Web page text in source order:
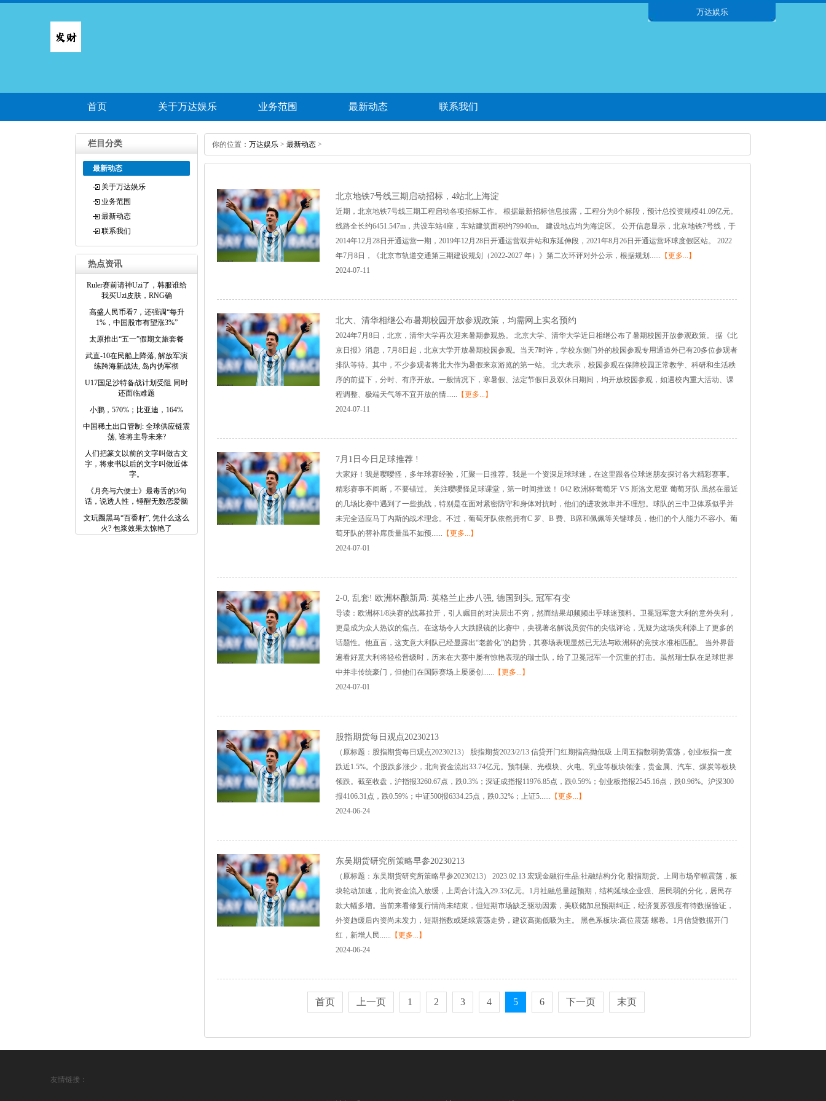
万达娱乐
首页 关于万达娱乐 业务范围 最新动态 联系我们
栏目分类
最新动态
关于万达娱乐
业务范围
最新动态
联系我们
热点资讯
Ruler赛前请神Uzi了，韩服谁给
我买Uzi皮肤，RNG确
高盛人民币看7，还强调“每升
1%，中国股市有望涨3%”
太原推出“五一”假期文旅套餐
武直-10在民船上降落, 解放军演
练跨海新战法, 岛内伪军彻
U17国足沙特备战计划受阻 同时
还面临难题
小鹏，570%；比亚迪，164%
中国稀土出口管制: 全球供应链震
荡, 谁将主导未来?
人们把篆文以前的文字叫做古文
字，将隶书以后的文字叫做近体
字。
《月亮与六便士》最毒舌的3句
话，说透人性，锤醒无数恋爱脑
文玩圈黑马“百香籽”, 凭什么这么
火? 包浆效果太惊艳了
你的位置： 万达娱乐 > 最新动态 >
北京地铁7号线三期启动招标，4站北上海淀
近期，北京地铁7号线三期工程启动各项招标工作。 根据最新招标信息披露，工程分为8个标段，预计总投资规模41.09亿元。
线路全长约6451.547m，共设车站4座，车站建筑面积约79940m。 建设地点均为海淀区。 公开信息显示，北京地铁7号线，于
2014年12月28日开通运营一期，2019年12月28日开通运营双井站和东延伸段，2021年8月26日开通运营环球度假区站。 2022
年7月8日，《北京市轨道交通第三期建设规划（2022-2027 年）》第二次环评对外公示，根据规划...... 【更多...】
2024-07-11
北大、清华相继公布暑期校园开放参观政策，均需网上实名预约
2024年7月8日，北京，清华大学再次迎来暑期参观热。 北京大学、清华大学近日相继公布了暑期校园开放参观政策。 据《北
京日报》消息，7月8日起，北京大学开放暑期校园参观。当天7时许，学校东侧门外的校园参观专用通道外已有20多位参观者
排队等待。其中，不少参观者将北大作为暑假来京游览的第一站。 北大表示，校园参观在保障校园正常教学、科研和生活秩
序的前提下，分时、有序开放。一般情况下，寒暑假、法定节假日及双休日期间，均开放校园参观，如遇校内重大活动、课
程调整、极端天气等不宜开放的情...... 【更多...】
2024-07-11
7月1日今日足球推荐 !
大家好！我是嘤嘤怪，多年球赛经验，汇聚一日推荐。我是一个资深足球球迷，在这里跟各位球迷朋友探讨各大精彩赛事。
精彩赛事不间断，不要错过。 关注嘤嘤怪足球课堂，第一时间推送！ 042 欧洲杯葡萄牙 VS 斯洛文尼亚 葡萄牙队 虽然在最近
的几场比赛中遇到了一些挑战，特别是在面对紧密防守和身体对抗时，他们的进攻效率并不理想。球队的三中卫体系似乎并
未完全适应马丁内斯的战术理念。不过，葡萄牙队依然拥有C 罗、B 费、B席和佩佩等关键球员，他们的个人能力不容小。葡
萄牙队的替补席质量虽不如预...... 【更多...】
2024-07-01
2-0, 乱套! 欧洲杯酿新局: 英格兰止步八强, 德国到头, 冠军有变
导读：欧洲杯1/8决赛的战幕拉开，引人瞩目的对决层出不穷，然而结果却频频出乎球迷预料。卫冕冠军意大利的意外失利，
更是成为众人热议的焦点。在这场令人大跌眼镜的比赛中，央视著名解说员贺伟的尖锐评论，无疑为这场失利添上了更多的
话题性。他直言，这支意大利队已经显露出“老龄化”的趋势，其赛场表现显然已无法与欧洲杯的竞技水准相匹配。 当外界普
遍看好意大利将轻松晋级时，历来在大赛中屡有惊艳表现的瑞士队，给了卫冕冠军一个沉重的打击。虽然瑞士队在足球世界
中并非传统豪门，但他们在国际赛场上屡屡创...... 【更多...】
2024-07-01
股指期货每日观点20230213
（原标题：股指期货每日观点20230213） 股指期货2023/2/13 信贷开门红期指高抛低吸 上周五指数弱势震荡，创业板指一度
跌近1.5%。个股跌多涨少，北向资金流出33.74亿元。预制菜、光模块、火电、乳业等板块领涨，贵金属、汽车、煤炭等板块
领跌。截至收盘，沪指报3260.67点，跌0.3%；深证成指报11976.85点，跌0.59%；创业板指报2545.16点，跌0.96%。沪深300
报4106.31点，跌0.59%；中证500报6334.25点，跌0.32%；上证5...... 【更多...】
2024-06-24
东吴期货研究所策略早参20230213
（原标题：东吴期货研究所策略早参20230213） 2023.02.13 宏观金融衍生品:社融结构分化 股指期货。上周市场窄幅震荡，板
块轮动加速，北向资金流入放缓，上周合计流入29.33亿元。1月社融总量超预期，结构延续企业强、居民弱的分化，居民存
款大幅多增。当前来看修复行情尚未结束，但短期市场缺乏驱动因素，美联储加息预期纠正，经济复苏强度有待数据验证，
外资趋缓后内资尚未发力，短期指数或延续震荡走势，建议高抛低吸为主。 黑色系板块:高位震荡 螺卷。1月信贷数据开门
红，新增人民...... 【更多...】
2024-06-24
首页 上一页 1 2 3 4 5 6 下一页 末页
友情链接：